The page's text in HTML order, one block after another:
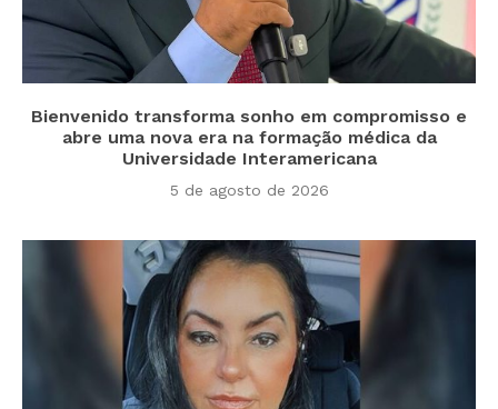
Bienvenido transforma sonho em compromisso e
abre uma nova era na formação médica da
Universidade Interamericana
5 de agosto de 2026